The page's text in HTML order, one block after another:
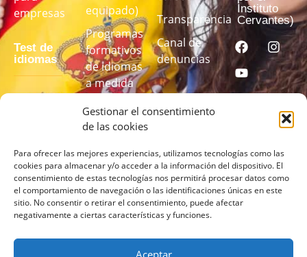
Gestionar el consentimiento
de las cookies
Para ofrecer las mejores experiencias, utilizamos tecnologías como las
cookies para almacenar y/o acceder a la información del dispositivo. El
consentimiento de estas tecnologías nos permitirá procesar datos como
el comportamiento de navegación o las identificaciones únicas en este
sitio. No consentir o retirar el consentimiento, puede afectar
negativamente a ciertas características y funciones.
Aceptar
empresas
Test de
idiomas
para
conocer tu
nivel
REALIZA
AQUÍ
equipado)
Programas
formativos
de idiomas
a medida
Transparencia
Canal de
denuncias
Instituto
Cervantes)